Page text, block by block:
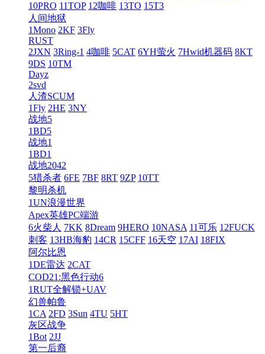
10PRO 11TOP 12咖啡 13TO 15T3
人间地狱
1Mono 2KF 3Fly
RUST
2JXN 3Ring-1 4咖啡 5CAT 6YH萤火 7Hwid机器码 8KT
9DS 10TM
Dayz
2svd
人渣SCUM
1Fly 2HE 3NY
战地5
1BD5
战地1
1BD1
战地2042
5猎杀者 6FE 7BF 8RT 9ZP 10TT
黎明杀机
1UN浪漫世界
Apex英雄PC端游
6火柴人 7KK 8Dream 9HERO 10NASA 11可乐 12FUCK
刺客 13HB海豹 14CR 15CFF 16天空 17AI 18FIX
阿尔比恩
1DE雷达 2CAT
COD21:黑色行动6
1RUT全解锁+UAV
幻兽帕鲁
1CA 2FD 3Sun 4TU 5HT
灰区战争
1Bot 2JJ
第一后裔